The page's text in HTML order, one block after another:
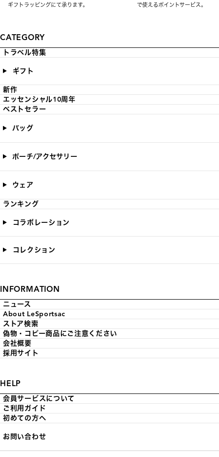
ギフトラッピングにて承ります。
で使えるポイントサービス。
CATEGORY
トラベル特集
ギフト
新作
エッセンシャル10周年
ベストセラー
バッグ
ポーチ/アクセサリー
ウェア
ランキング
コラボレーション
コレクション
INFORMATION
ニュース
About LeSportsac
ストア検索
偽物・コピー商品にご注意ください
会社概要
採用サイト
HELP
会員サービスについて
ご利用ガイド
初めての方へ
お問い合わせ